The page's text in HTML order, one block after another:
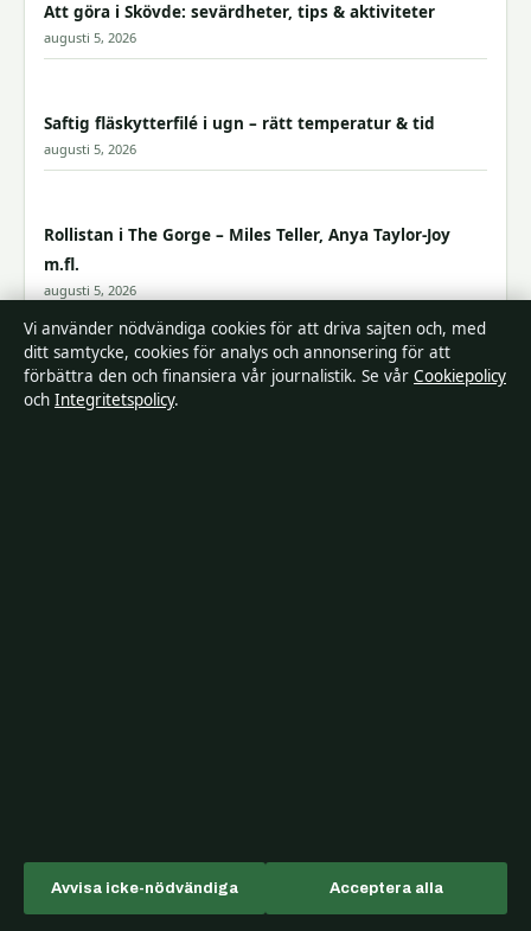
Att göra i Skövde: sevärdheter, tips & aktiviteter
augusti 5, 2026
Saftig fläskytterfilé i ugn – rätt temperatur & tid
augusti 5, 2026
Rollistan i The Gorge – Miles Teller, Anya Taylor-Joy
m.fl.
augusti 5, 2026
Fysiska symtom vid stress och ångest – komplett
guide
Vi använder nödvändiga cookies för att driva sajten och, med
ditt samtycke, cookies för analys och annonsering för att
förbättra den och finansiera vår journalistik. Se vår Cookiepolicy
och Integritetspolicy.
Avvisa icke-nödvändiga Acceptera alla